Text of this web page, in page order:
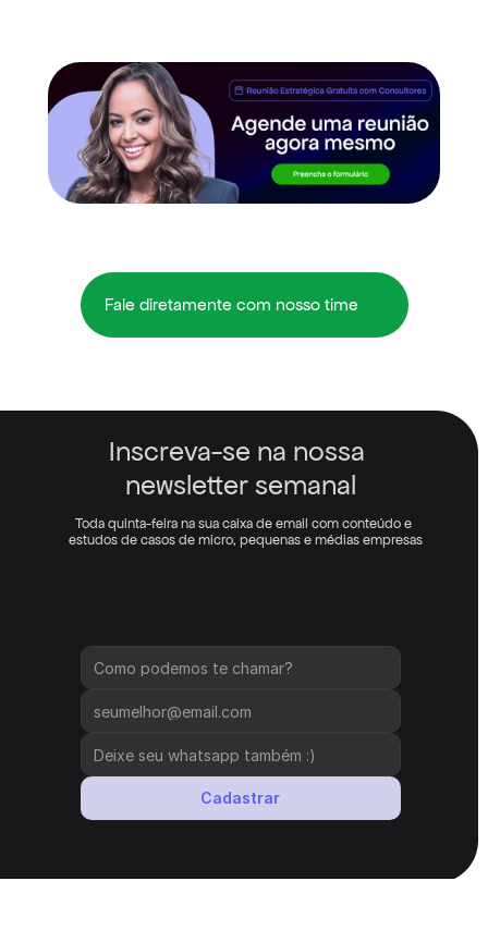
Cadastrar
Inscreva-se na nossa
newsletter semanal
Toda quinta-feira na sua caixa de email com conteúdo e
estudos de casos de micro, pequenas e médias empresas
Fale diretamente com nosso time